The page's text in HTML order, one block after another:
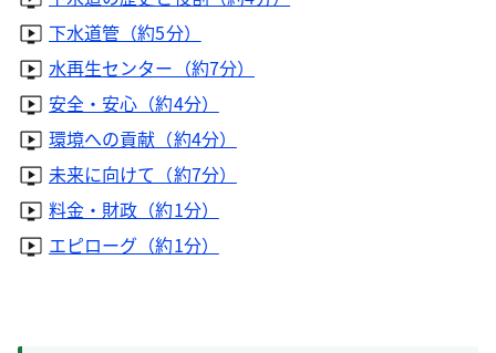
下水道管（約5分）
水再生センター（約7分）
安全・安心（約4分）
環境への貢献（約4分）
未来に向けて（約7分）
料金・財政（約1分）
エピローグ（約1分）